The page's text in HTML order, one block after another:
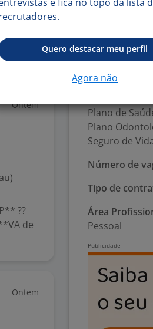
grau)
Ontem
??
de
Ontem
Capacidade
promovendo
BENEFÍCIOS:
Vale Refeição;
Plano de
Plano
Seguro de
Número de
Tipo de
Área
Pessoal
Quero destacar meu perfil
Agora não